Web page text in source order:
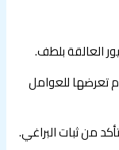
العالقة بلطف.
تعرضها للعوامل
من ثبات البراغي.